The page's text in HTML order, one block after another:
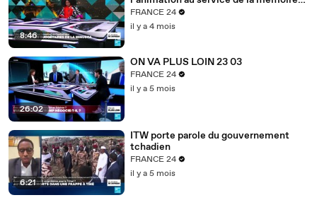
8:46
des enfants-soldats
FRANCE 24
il y a 4 mois
26:02
ON VA PLUS LOIN 23 03
FRANCE 24
il y a 5 mois
6:21
ITW porte parole du gouvernement
tchadien
FRANCE 24
il y a 5 mois